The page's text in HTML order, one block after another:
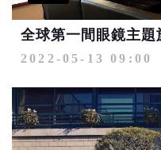
2022-05-13 09:00